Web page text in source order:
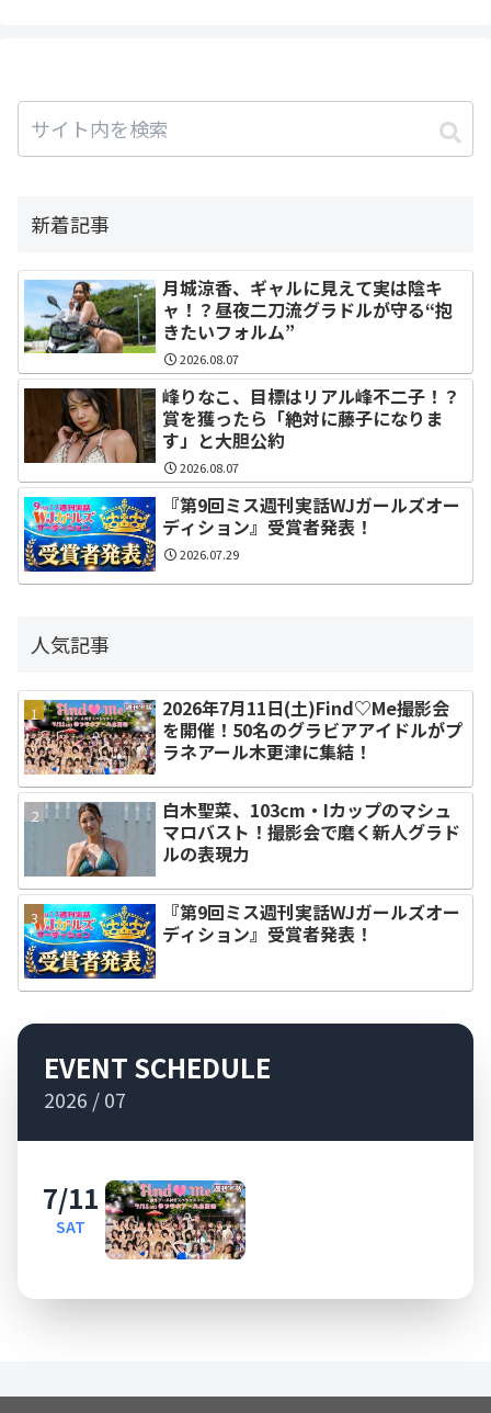
新着記事
月城涼香、ギャルに見えて実は陰キ
ャ！？昼夜二刀流グラドルが守る“抱
きたいフォルム”
2026.08.07
峰りなこ、目標はリアル峰不二子！？
賞を獲ったら「絶対に藤子になりま
す」と大胆公約
2026.08.07
『第9回ミス週刊実話WJガールズオー
ディション』受賞者発表！
2026.07.29
人気記事
2026年7月11日(土)Find♡Me撮影会
を開催！50名のグラビアアイドルがプ
ラネアール木更津に集結！
白木聖菜、103cm・Iカップのマシュ
マロバスト！撮影会で磨く新人グラド
ルの表現力
『第9回ミス週刊実話WJガールズオー
ディション』受賞者発表！
EVENT SCHEDULE
2026 / 07
7/11
SAT